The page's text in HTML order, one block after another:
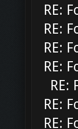
RE:
RE:
RE:
RE:
RE:
RE:
RE: